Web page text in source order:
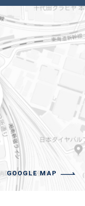
GOOGLE MAP